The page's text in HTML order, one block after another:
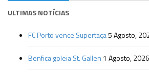
ULTIMAS NOTÍCIAS
FC Porto vence Supertaça5 Agosto,
Benfica goleia St. Gallen 1 Agosto, 2026